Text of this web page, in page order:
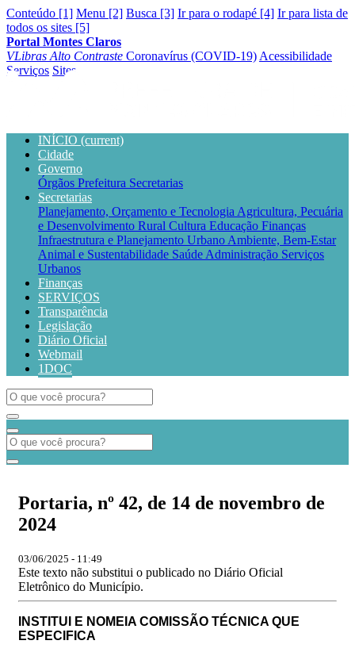
Conteúdo [1] Menu [2] Busca [3] Ir para o rodapé [4] Ir para lista de
todos os sites [5]
Portal Montes Claros
VLibras Alto Contraste Coronavírus (COVID-19) Acessibilidade
Serviços Sites
INÍCIO (current)
Cidade
Governo
Órgãos Prefeitura Secretarias
Secretarias
Planejamento, Orçamento e Tecnologia Agricultura, Pecuária
e Desenvolvimento Rural Cultura Educação Finanças
Infraestrutura e Planejamento Urbano Ambiente, Bem-Estar
Animal e Sustentabilidade Saúde Administração Serviços
Urbanos
Finanças
SERVIÇOS
Transparência
Legislação
Diário Oficial
Webmail
1DOC
Portaria, nº 42, de 14 de novembro de
2024
03/06/2025 - 11:49
Este texto não substitui o publicado no Diário Oficial
Eletrônico do Município.
INSTITUI E NOMEIA COMISSÃO TÉCNICA QUE
ESPECIFICA